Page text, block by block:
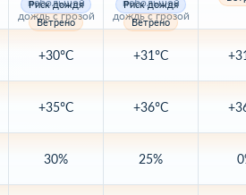
дождь с грозой
Риск дождя
Ветрено
+30°C
+35°C
30%
дождь с грозой
Риск дождя
Ветрено
+31°C
+36°C
25%